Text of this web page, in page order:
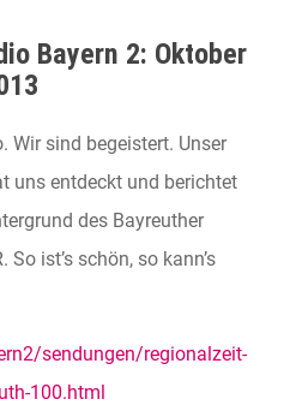
Bayern 2: Oktober
Wir sind begeistert. Unser
uns entdeckt und berichtet
des Bayreuther
So ist’s schön, so kann’s
sendungen/regionalzeit-
100.html